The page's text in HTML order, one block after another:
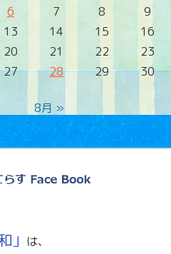
8月 »
6 7 8
9
13 14 15
16
20 21 22
23
27 28 29
30
」 は、